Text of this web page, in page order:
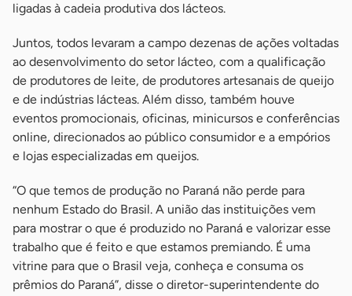
ligadas à cadeia produtiva dos lácteos.
Juntos, todos levaram a campo dezenas de ações voltadas
ao desenvolvimento do setor lácteo, com a qualificação
de produtores de leite, de produtores artesanais de queijo
e de indústrias lácteas. Além disso, também houve
eventos promocionais, oficinas, minicursos e conferências
online, direcionados ao público consumidor e a empórios
e lojas especializadas em queijos.
“O que temos de produção no Paraná não perde para
nenhum Estado do Brasil. A união das instituições vem
para mostrar o que é produzido no Paraná e valorizar esse
trabalho que é feito e que estamos premiando. É uma
vitrine para que o Brasil veja, conheça e consuma os
prêmios do Paraná”, disse o diretor-superintendente do